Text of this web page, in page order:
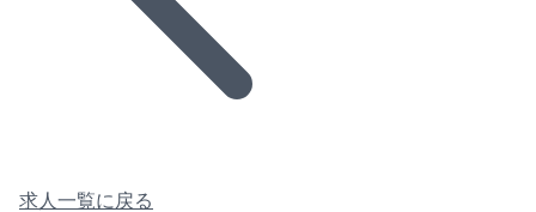
求人一覧に戻る